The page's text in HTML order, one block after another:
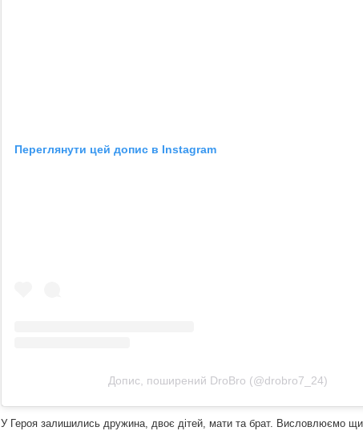
Переглянути цей допис в Instagram
Допис, поширений DroBro (@drobro7_24)
У Героя залишились дружина, двоє дітей, мати та брат. Висловлюємо